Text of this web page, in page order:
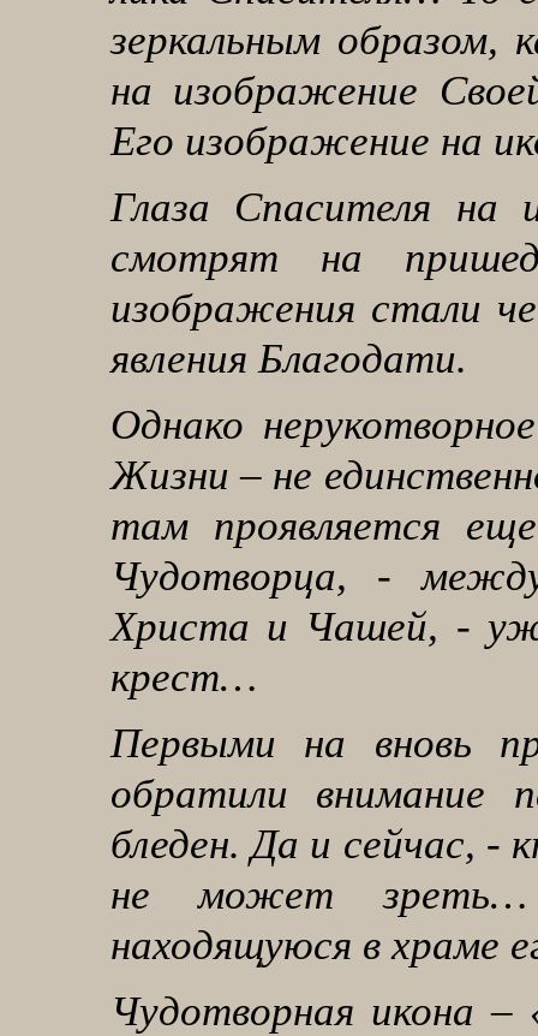
зеркальным образом,
на изображение
Его изображение на
Глаза Спасителя на
смотрят на
изображения стали
явления Благодати.
Однако
Жизни – не
там проявляется
Чудотворца, -
Христа и Чашей, -
крест…
Первыми на вновь
обратили внимание
бледен. Да и сейчас,
не может
находящуюся в храме
Чудотворная икона